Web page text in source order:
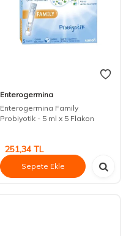
Enterogermina
Enterogermina Family
Probiyotik - 5 ml x 5 Flakon
251,34 TL
Sepete Ekle